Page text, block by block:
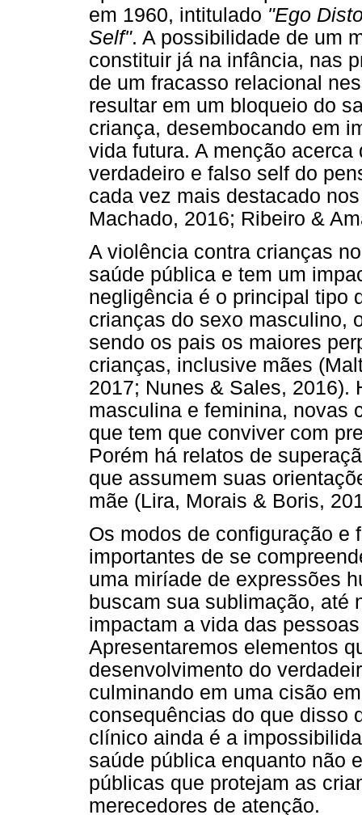
em 1960, intitulado "Ego
Self". A possibilidade de um
constituir já na infância, nas
de um fracasso relacional
resultar em um bloqueio do
criança, desembocando em
vida futura. A menção
verdadeiro e falso self do
cada vez mais destacado
Machado, 2016; Ribeiro &
A violência contra crianças
saúde pública e tem um
negligência é o principal tipo
crianças do sexo masculino,
sendo os pais os maiores
crianças, inclusive mães
2017; Nunes & Sales, 2016).
masculina e feminina, novas
que tem que conviver com
Porém há relatos de
que assumem suas
mãe (Lira, Morais & Boris,
Os modos de configuração e
importantes de se
uma miríade de expressões
buscam sua sublimação, até
impactam a vida das
Apresentaremos elementos
desenvolvimento do
culminando em uma cisão
consequências do que disso
clínico ainda é a
saúde pública enquanto não
públicas que protejam as
merecedores de atenção.